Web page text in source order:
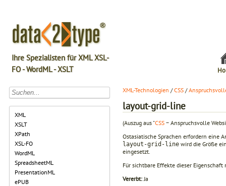
Ihre Spezialisten für XML XSL-
FO - WordML - XSLT
XML
XSLT
XPath
XSL-FO
WordML
SpreadsheetML
PresentationML
ePUB
XML-Technologien /CSS /
layout-grid-line
(Auszug aus "CSS − Anspruchsvolle
Ostasiatische Sprachen erfordern eine
layout-grid-line wird die Größe
eingesetzt.
Für sichtbare Effekte dieser Eigenschaft
Vererbt: Ja